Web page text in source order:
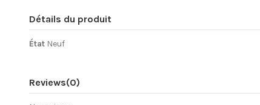
Détails du produit
État Neuf
Reviews(0)